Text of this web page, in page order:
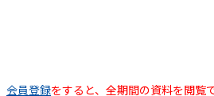
会員登録をすると、全期間の資料を閲覧